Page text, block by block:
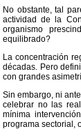
No obstante, tal
actividad de la
organismo
equilibrado?
La concentración
décadas. Pero
con grandes
Sin embargo, ni
celebrar no las
mínima
programa sectorial,